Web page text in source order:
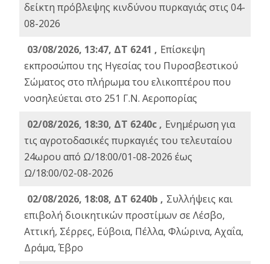
δείκτη πρόβλεψης κινδύνου πυρκαγιάς στις 04-
08-2026
03/08/2026, 13:47, ΔΤ 6241 , Επίσκεψη
εκπροσώπου της Ηγεσίας του Πυροσβεστικού
Σώματος στο πλήρωμα του ελικοπτέρου που
νοσηλεύεται στο 251 Γ.Ν. Αεροπορίας
02/08/2026, 18:30, ΔΤ 6240c , Ενημέρωση για
τις αγροτοδασικές πυρκαγιές του τελευταίου
24ωρου από Ω/18:00/01-08-2026 έως
Ω/18:00/02-08-2026
02/08/2026, 18:08, ΔΤ 6240b , Συλλήψεις και
επιβολή διοικητικών προστίμων σε Λέσβο,
Αττική, Σέρρες, Εύβοια, Πέλλα, Φλώρινα, Αχαΐα,
Δράμα, Έβρο